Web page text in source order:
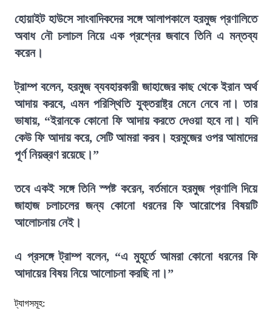
হোয়াইট হাউসে সাংবাদিকদের সঙ্গে আলাপকালে হরমুজ প্রণালিতে
অবাধ নৌ চলাচল নিয়ে এক প্রশ্নের জবাবে তিনি এ মন্তব্য
করেন।
ট্রাম্প বলেন, হরমুজ ব্যবহারকারী জাহাজের কাছ থেকে ইরান অর্থ
আদায় করবে, এমন পরিস্থিতি যুক্তরাষ্ট্র মেনে নেবে না। তার
ভাষায়, “ইরানকে কোনো ফি আদায় করতে দেওয়া হবে না। যদি
কেউ ফি আদায় করে, সেটি আমরা করব। হরমুজের ওপর আমাদের
পূর্ণ নিয়ন্ত্রণ রয়েছে।”
তবে একই সঙ্গে তিনি স্পষ্ট করেন, বর্তমানে হরমুজ প্রণালি দিয়ে
জাহাজ চলাচলের জন্য কোনো ধরনের ফি আরোপের বিষয়টি
আলোচনায় নেই।
এ প্রসঙ্গে ট্রাম্প বলেন, “এ মুহূর্তে আমরা কোনো ধরনের ফি
আদায়ের বিষয় নিয়ে আলোচনা করছি না।”
ট্যাগসমূহ: